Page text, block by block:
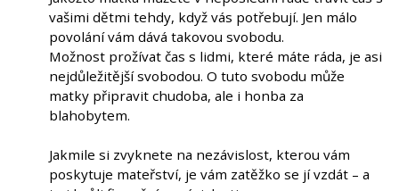
vašimi dětmi tehdy, když vás potřebují. Jen málo
povolání vám dává takovou svobodu.
Možnost prožívat čas s lidmi, které máte ráda, je asi
nejdůležitější svobodou. O tuto svobodu může
matky připravit chudoba, ale i honba za
blahobytem.
Jakmile si zvyknete na nezávislost, kterou vám
poskytuje mateřství, je vám zatěžko se jí vzdát – a